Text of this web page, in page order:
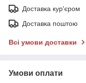
Доставка кур'єром
Доставка поштою
Всі умови доставки
Умови оплати